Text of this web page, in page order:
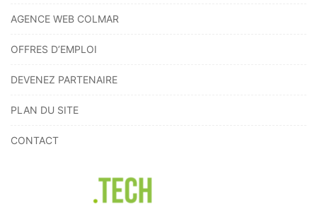
AGENCE WEB COLMAR
OFFRES D’EMPLOI
DEVENEZ PARTENAIRE
PLAN DU SITE
CONTACT